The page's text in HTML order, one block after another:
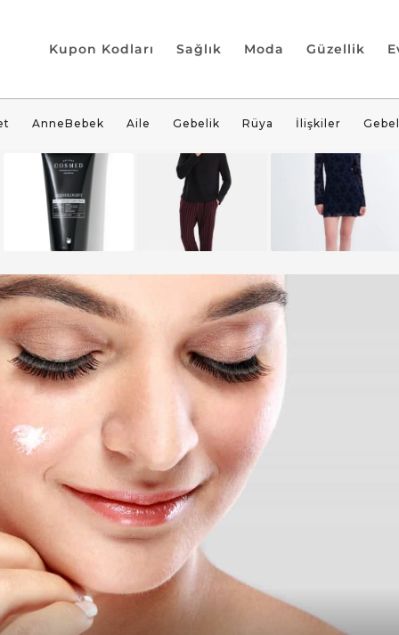
Kupon Kodları Sağlık Moda Güzellik
AnneBebek Aile Gebelik Rüya İlişkiler